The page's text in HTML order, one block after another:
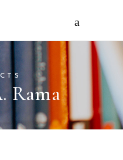
Rama